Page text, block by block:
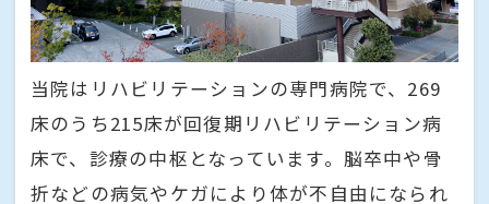
当院はリハビリテーションの専門病院で、269
床のうち215床が回復期リハビリテーション病
床で、診療の中枢となっています。脳卒中や骨
折などの病気やケガにより体が不自由になられ